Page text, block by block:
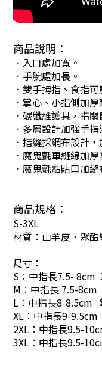
商品說明：
．入口處加寬。
．手腕處加長。
．雙手拇指、食指
．掌心、小指側加厚
．碳纖維護具，指
．多層設計加強手指
．指縫採網布設計，
．魔鬼氈車縫線加厚
．魔鬼氈黏貼口加
商品規格：
S-3XL
材質：山羊皮、聚酯
尺寸：
S︰中指長7.5- 8cm
M︰中指長 7.5-
L︰中指長8-8.5cm
XL︰中指長9-
2XL︰中指長9.5-
3XL︰中指長9.5-